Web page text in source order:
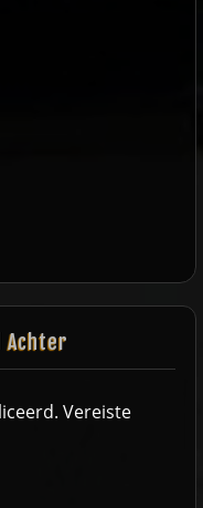
Achter
Vereiste